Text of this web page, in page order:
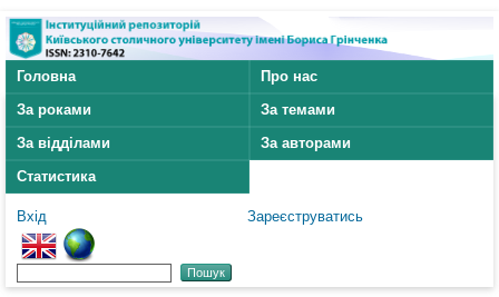
Головна
Про нас
За роками
За темами
За відділами
За авторами
Статистика
Вхід Зареєструватись